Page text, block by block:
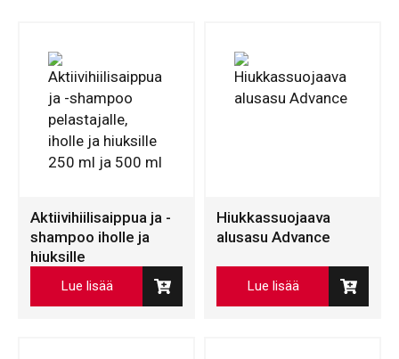
Aktiivihiilisaippua ja -
shampoo iholle ja
hiuksille
Lue lisää
Hiukkassuojaava
alusasu Advance
Lue lisää